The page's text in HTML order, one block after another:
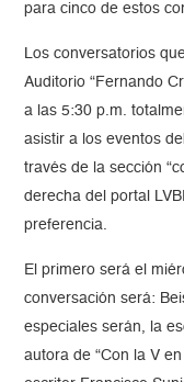
para cinco de estos
Los conversatorios
Auditorio “Fernando
a las 5:30 p.m.
asistir a los eventos
través de la sección
derecha del portal
preferencia.
El primero será el
conversación será:
especiales serán, la
autora de “Con la V